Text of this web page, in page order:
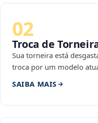
02
Troca de
Sua torneira está
troca por um modelo
SAIBA MAIS